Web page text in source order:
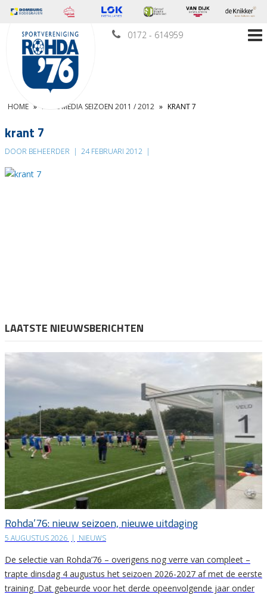
0172 - 614959
HOME » IN DE MEDIA SEIZOEN 2011 / 2012 » KRANT 7
krant 7
DOOR BEHEERDER | 24 FEBRUARI 2012 |
LAATSTE NIEUWSBERICHTEN
Rohda’76: nieuw seizoen, nieuwe uitdaging
5 AUGUSTUS 2026 | NIEUWS
De selectie van Rohda’76 – overigens nog verre van compleet –
trapte dinsdag 4 augustus het seizoen 2026-2027 af met de eerste
training. Dat gebeurde voor het derde opeenvolgende jaar onder